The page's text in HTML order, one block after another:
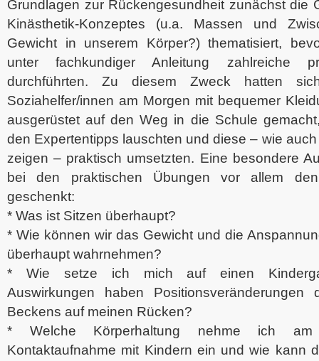
Grundlagen zur Rückengesundheit zunächst die
Kinästhetik-Konzeptes (u.a. Massen und
Gewicht in unserem Körper?) thematisiert,
unter fachkundiger Anleitung zahlreiche
durchführten. Zu diesem Zweck hatten
Soziahelfer/innen am Morgen mit bequemer
ausgerüstet auf den Weg in die Schule
den Expertentipps lauschten und diese – wie
zeigen – praktisch umsetzten. Eine besondere
bei den praktischen Übungen vor allem
geschenkt:
* Was ist Sitzen überhaupt?
* Wie können wir das Gewicht und die
überhaupt wahrnehmen?
* Wie setze ich mich auf einen
Auswirkungen haben
Beckens auf meinen Rücken?
* Welche Körperhaltung nehme ich
Kontaktaufnahme mit Kindern ein und wie kann